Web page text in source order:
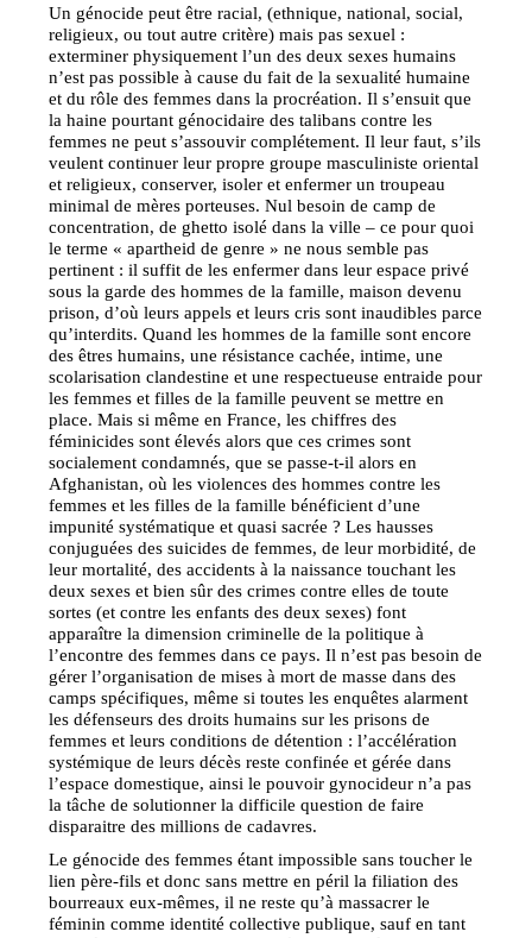
Un génocide peut être racial, (ethnique, national, social,
religieux, ou tout autre critère) mais pas sexuel :
exterminer physiquement l’un des deux sexes humains
n’est pas possible à cause du fait de la sexualité humaine
et du rôle des femmes dans la procréation. Il s’ensuit que
la haine pourtant génocidaire des talibans contre les
femmes ne peut s’assouvir complétement. Il leur faut, s’ils
veulent continuer leur propre groupe masculiniste oriental
et religieux, conserver, isoler et enfermer un troupeau
minimal de mères porteuses. Nul besoin de camp de
concentration, de ghetto isolé dans la ville – ce pour quoi
le terme « apartheid de genre » ne nous semble pas
pertinent : il suffit de les enfermer dans leur espace privé
sous la garde des hommes de la famille, maison devenu
prison, d’où leurs appels et leurs cris sont inaudibles parce
qu’interdits. Quand les hommes de la famille sont encore
des êtres humains, une résistance cachée, intime, une
scolarisation clandestine et une respectueuse entraide pour
les femmes et filles de la famille peuvent se mettre en
place. Mais si même en France, les chiffres des
féminicides sont élevés alors que ces crimes sont
socialement condamnés, que se passe-t-il alors en
Afghanistan, où les violences des hommes contre les
femmes et les filles de la famille bénéficient d’une
impunité systématique et quasi sacrée ? Les hausses
conjuguées des suicides de femmes, de leur morbidité, de
leur mortalité, des accidents à la naissance touchant les
deux sexes et bien sûr des crimes contre elles de toute
sortes (et contre les enfants des deux sexes) font
apparaître la dimension criminelle de la politique à
l’encontre des femmes dans ce pays. Il n’est pas besoin de
gérer l’organisation de mises à mort de masse dans des
camps spécifiques, même si toutes les enquêtes alarment
les défenseurs des droits humains sur les prisons de
femmes et leurs conditions de détention : l’accélération
systémique de leurs décès reste confinée et gérée dans
l’espace domestique, ainsi le pouvoir gynocideur n’a pas
la tâche de solutionner la difficile question de faire
disparaitre des millions de cadavres.
Le génocide des femmes étant impossible sans toucher le
lien père-fils et donc sans mettre en péril la filiation des
bourreaux eux-mêmes, il ne reste qu’à massacrer le
féminin comme identité collective publique, sauf en tant